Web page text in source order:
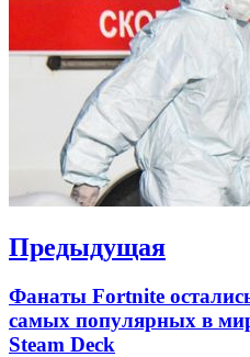
Навигация
записям
Предыдущая
Previous
Фанаты Fortnite
самых популярных в
Steam Deck